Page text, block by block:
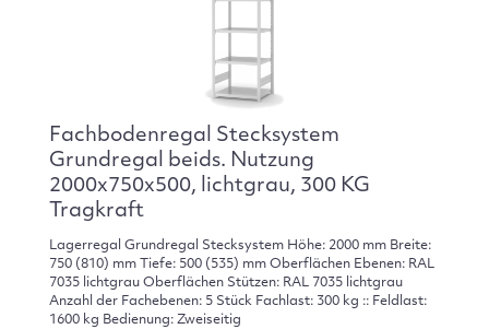
Fachbodenregal Stecksystem
Grundregal beids. Nutzung
2000x750x500, lichtgrau, 300 KG
Tragkraft
Lagerregal Grundregal Stecksystem Höhe: 2000 mm Breite:
750 (810) mm Tiefe: 500 (535) mm Oberflächen Ebenen: RAL
7035 lichtgrau Oberflächen Stützen: RAL 7035 lichtgrau
Anzahl der Fachebenen: 5 Stück Fachlast: 300 kg :: Feldlast:
1600 kg Bedienung: Zweiseitig